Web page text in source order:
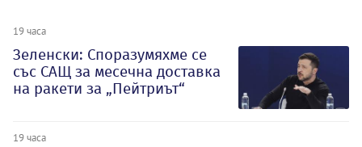
19 часа
Зеленски: Споразумяхме се
със САЩ за месечна доставка
на ракети за „Пейтриът“
19 часа